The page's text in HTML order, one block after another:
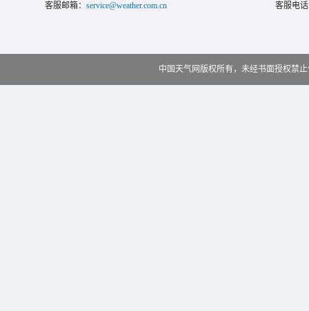
客服邮箱： service@weather.com.cn 客服电
中国天气网版权所有，未经书面授权